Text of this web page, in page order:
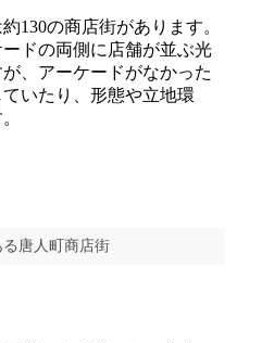
130の商店街があります。
ドの両側に店舗が並ぶ光
、アーケードがなかった
いたり、形態や立地環
唐人町商店街